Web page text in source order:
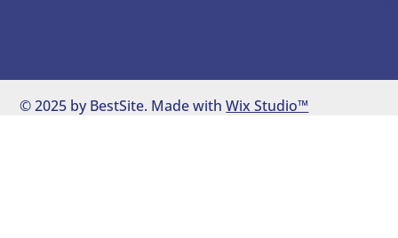
© 2025 by BestSite. Made withWix Studio™